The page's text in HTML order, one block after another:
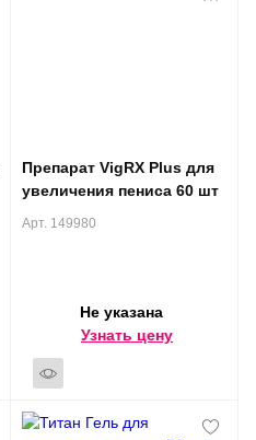
Препарат VigRX Plus для
увеличения пениса 60 шт
Арт. 149980
Не указана
Узнать цену